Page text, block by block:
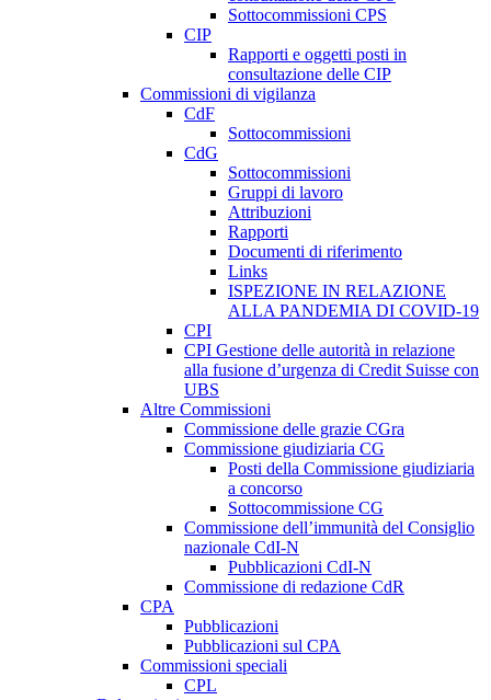
Sottocommissioni CPS
CIP
Rapporti e oggetti posti in
consultazione delle CIP
Commissioni di vigilanza
CdF
Sottocommissioni
CdG
Sottocommissioni
Gruppi di lavoro
Attribuzioni
Rapporti
Documenti di riferimento
Links
ISPEZIONE IN RELAZIONE
ALLA PANDEMIA DI COVID-19
CPI
CPI Gestione delle autorità in relazione
alla fusione d’urgenza di Credit Suisse con
UBS
Altre Commissioni
Commissione delle grazie CGra
Commissione giudiziaria CG
Posti della Commissione giudiziaria
a concorso
Sottocommissione CG
Commissione dell’immunità del Consiglio
nazionale CdI-N
Pubblicazioni CdI-N
Commissione di redazione CdR
CPA
Pubblicazioni
Pubblicazioni sul CPA
Commissioni speciali
CPL